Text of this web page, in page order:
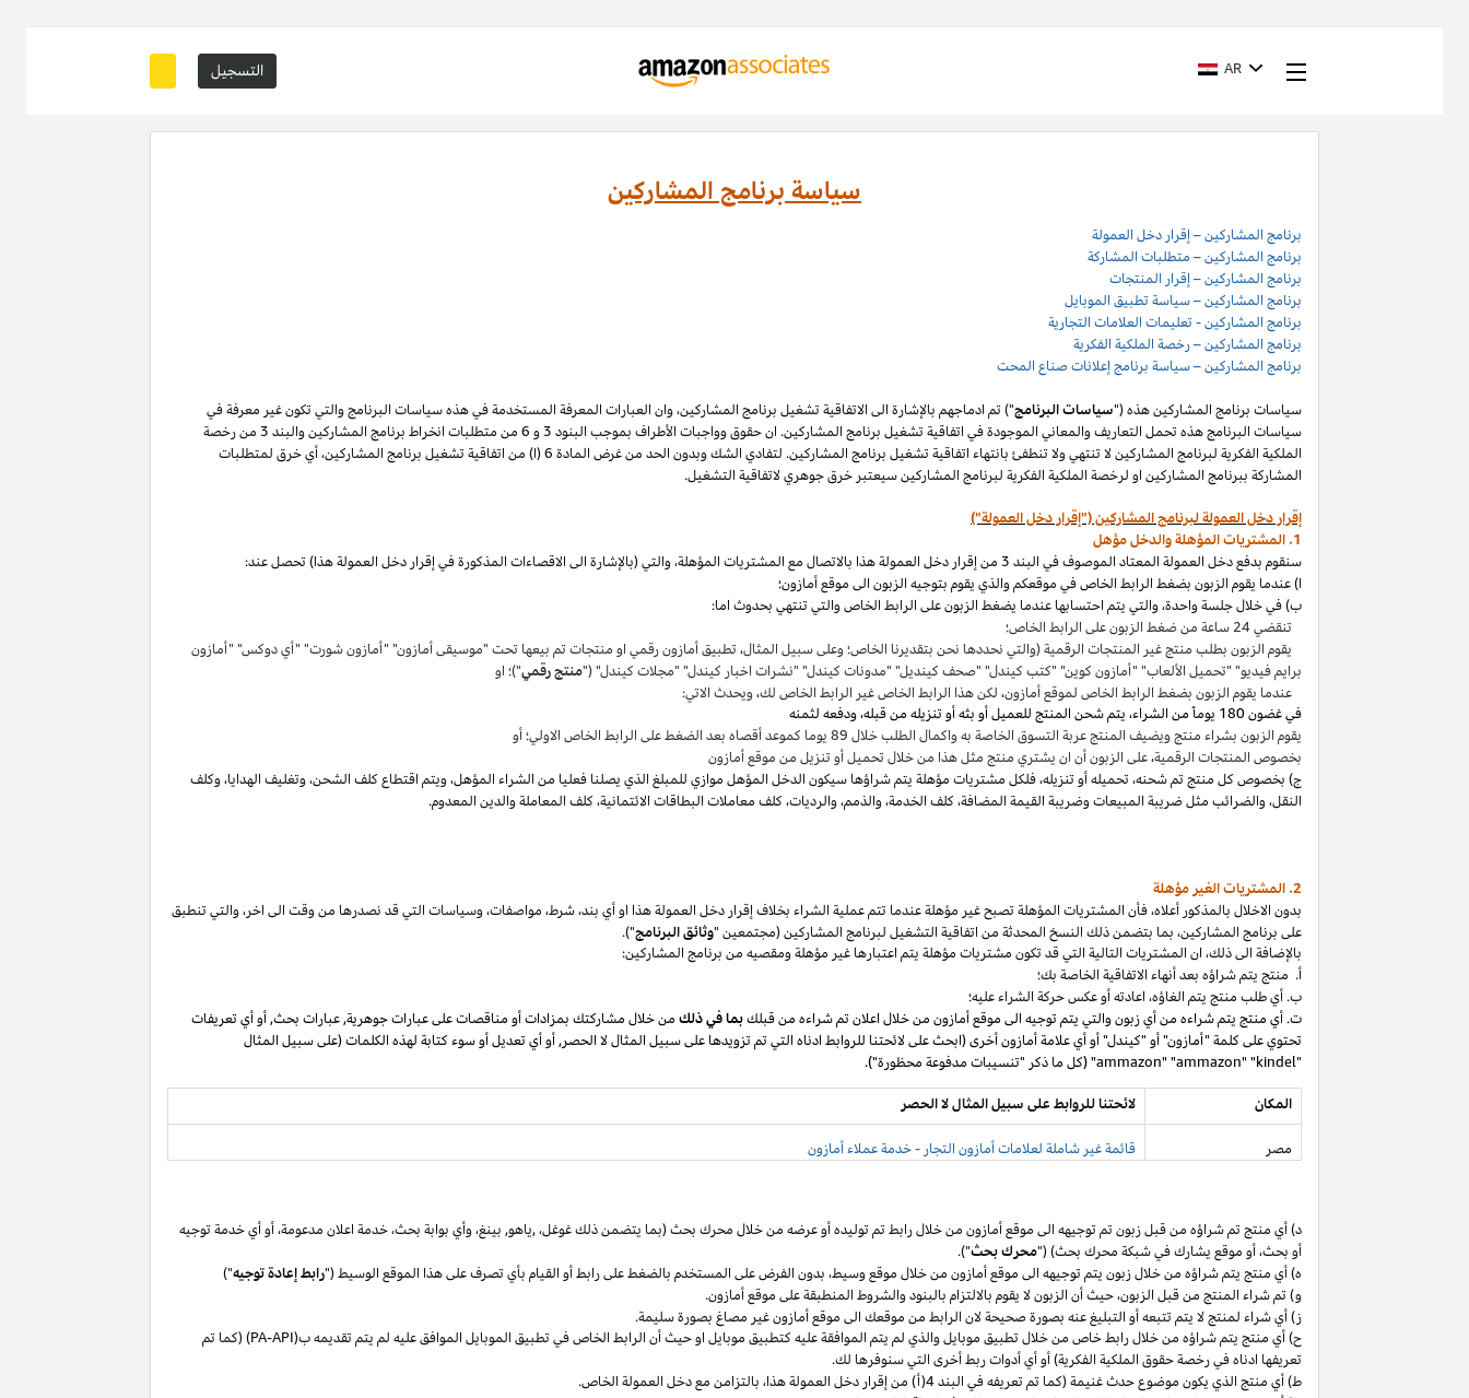
التسجيل AR
سياسة برنامج المشاركين
برنامج المشاركين – إقرار دخل العمولة
برنامج المشاركين – متطلبات المشاركة
برنامج المشاركين – إقرار المنتجات
برنامج المشاركين – سياسة تطبيق الموبايل
برنامج المشاركين - تعليمات العلامات التجارية
برنامج المشاركين – رخصة الملكية الفكرية
برنامج المشاركين – سياسة برنامج إعلانات صناع المحت
سياسات برنامج المشاركين هذه ("سياسات البرنامج") تم ادماجهم بالإشارة الى الاتفاقية تشغيل برنامج المشاركين، وان العبارات المعرفة المستخدمة في هذه سياسات البرنامج والتي تكون غير معرفة في
سياسات البرنامج هذه تحمل التعاريف والمعاني الموجودة في اتفاقية تشغيل برنامج المشاركين. ان حقوق وواجبات الأطراف بموجب البنود 3
و 6
من متطلبات انخراط برنامج المشاركين والبند 3 من رخصة
الملكية الفكرية لبرنامج المشاركين لا تنتهي ولا تنطفئ بانتهاء اتفاقية تشغيل برنامج المشاركين. لتفادي الشك وبدون الحد من غرض المادة 6 (ا) من اتفاقية تشغيل برنامج المشاركين، أي خرق لمتطلبات
المشاركة ببرنامج المشاركين او لرخصة الملكية الفكرية لبرنامج المشاركين سيعتبر خرق جوهري لاتفاقية التشغيل.
إقرار دخل العمولة لبرنامج المشاركين ("إقرار دخل العمولة")
1. المشتريات المؤهلة والدخل مؤهل
سنقوم بدفع دخل العمولة المعتاد الموصوف في البند 3 من إقرار دخل العمولة هذا بالاتصال مع المشتريات المؤهلة
،والتي (بالإشارة الى الاقصاءات المذكورة في إقرار دخل العمولة هذا) تحصل عند:
ا) عندما يقوم الزبون بضغط الرابط الخاص في موقعكم والذي يقوم بتوجيه الزبون الى موقع أمازون؛
ب) في خلال جلسة واحدة،والتي يتم احتسابها عندما يضغط الزبون على الرابط الخاص والتي تنتهي بحدوث اما:
تنقضي 24 ساعة من ضغط الزبون على الرابط الخاص؛
يقوم الزبون بطلب منتج غير المنتجات الرقمية (والتي نحددها نحن بتقديرنا الخاص؛وعلى سبيل المثال، تطبيق أمازون رقمي او منتجات تم بيعها تحت "موسيقى أمازون" "أمازون شورت" "أي دوكس" "أمازون
برايم فيديو" "تحميل الألعاب" "أمازون كوين" "كتب كيندل" "صحف كينديل" "مدونات كيندل" "نشرات اخبار كيندل" "مجلات كيندل" ("منتج رقمي")؛ او
عندما يقوم الزبون بضغط الرابط الخاص لموقع أمازون، لكن هذا الرابط الخاص غير الرابط الخاص لك،ويحدث الاتي:
في غضون180 يوماً من الشراء، يتم شحن المنتج للعميل أو بثه أو تنزيله من قبله، ودفعه لثمنه
يقوم الزبون بشراء منتج ويضيف المنتج عربة التسوق الخاصة به واكمال الطلب خلال 89 يوما كموعد أقصاه بعد الضغط على الرابط الخاص الاولي؛ أو
بخصوص المنتجات الرقمية،على الزبون أن ان يشتري منتج مثل هذا من خلال تحميل أو تنزيل من موقع أمازون
ج) بخصوص كل منتج تم شحنه، تحميله أو تنزيله،فلكل مشتريات مؤهلة يتمشراؤهاسيكون الدخل المؤهل موازي للمبلغ الذي يصلنا فعليا من الشراء المؤهل،ويتم اقتطاع كلف الشحن،وتغليف الهدايا،وكلف
النقل،والضرائب مثل ضريبة المبيعات وضريبة القيمة المضافة، كلف الخدمة،والذمم،والرديات، كلف معاملات البطاقات الائتمانية، كلف المعاملة والدين المعدوم.
2. المشتريات
الغير مؤهلة
بدون الاخلال بالمذكور أعلاه،فأن المشتريات المؤهلة تصبح غير مؤهلة عندما تتم عملية الشراء بخلاف إقرار دخل العمولة هذا او أي بند،شرط، مواصفات،وسياسات التي قد نصدرها من وقت الى اخر،والتي تنطبق
على برنامج المشاركين، بما بتضمن ذلك النسخ المحدثة من اتفاقية التشغيل لبرنامج المشاركين (مجتمعين "وثائق البرنامج").
بالإضافة الى ذلك، ان المشتريات التالية التي قد تكون مشتريات مؤهلة يتم اعتبارها غير مؤهلة ومقصيه من برنامج المشاركين:
أ. منتج يتمشراؤه بعد أنهاء الاتفاقية الخاصة بك؛
ب. أي طلب منتج يتم الغاؤه، اعادته أو عكس حركة الشراء عليه؛
ت. أي منتج يتم شراءه من أي زبون والتي يتم توجيه الى موقع أمازون من خلال اعلان تم شراءه من قبلكبما في ذلك من خلال مشاركتك بمزادات أو مناقصات على عبارات جوهرية, عبارات بحث, أو أي تعريفات
تحتوي على كلمة "أمازون" أو "كيندل" أو أي علامة أمازون أخرى (ابحث على لائحتنا للروابط ادناه التي تم تزويدها على سبيل المثال لا الحصر, أو أي تعديل أو سوء كتابة لهذه الكلمات (على سبيل المثال
"ammazon" "ammazon" "kindel" (كل ما ذكر "تنسيبات مدفوعة محظورة").
المكان
لائحتنا للروابط على سبيل المثال لا الحصر
مصر قائمة غير شاملة لعلامات أمازون التجار - خدمة عملاء أمازون
د) أي منتج تمشراؤه من قبل زبون تم توجيهه الى موقع أمازون من خلال رابط تم توليده أو عرضه من خلال محرك بحث (بما يتضمن ذلكغوغل،,ياهو, بينغ،وأي بوابة بحث،خدمة اعلان مدعومة،أوأي خدمة توجيه
أو بحث،أو موقع يشارك في شبكة محرك بحث) ("محرك بحث").
ه) أي منتج يتمشراؤه من خلال زبون يتم توجيهه الى موقع أمازون من خلال موقعوسيط، بدون الفرض على المستخدم بالضغط على رابط أو القيام بأي تصرف على هذا الموقع الوسيط ("رابط إعادة توجيه")
و) تم شراء المنتج من قبل الزبون،حيثأن الزبون لا يقوم بالالتزام بالبنودوالشروط المنطبقةعلى موقع أمازون.
ز) أي شراء لمنتج لا يتم تتبعه أو التبليغ عنه بصورة صحيحة لان الرابط من موقعك الى موقع أمازون غير مصاغ بصورة سليمة.
ح) أي منتج يتمشراؤه من خلال رابط خاص من خلال تطبيق موبايلوالذي لم يتم الموافقة عليه كتطبيق موبايل او حيثأن الرابط الخاص في تطبيق الموبايل الموافقعليه لم يتم تقديمه ب(PA-API) (كما تم
تعريفها ادناه في رخصة حقوق الملكية الفكرية) أو أي أدوات ربط أخرى التي سنوفرها لك.
ط) أي منتج الذي يكون موضوع حدث غنيمة (كما تم تعريفه في البند 4(أ) من إقرار دخل العمولة
هذا، بالتزامن مع دخل العمولة الخاص.